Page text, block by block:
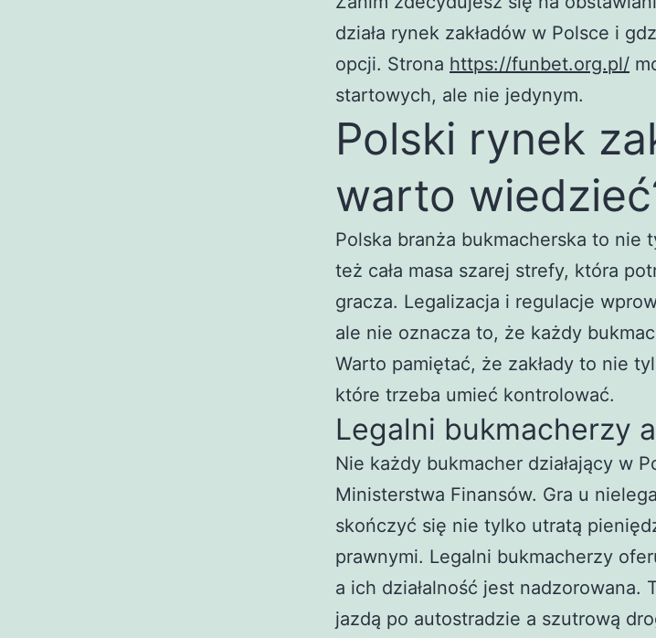
działa rynek zakładów w Polsce i
opcji. Strona https://funbet.org.pl/
startowych, ale nie jedynym.
Polski rynek
warto
Polska branża bukmacherska to nie
też cała masa szarej strefy, która
gracza. Legalizacja i regulacje
ale nie oznacza to, że każdy
Warto pamiętać, że zakłady to nie
które trzeba umieć kontrolować.
Legalni bukmacherzy
Nie każdy bukmacher działający w
Ministerstwa Finansów. Gra u
skończyć się nie tylko utratą
prawnymi. Legalni bukmacherzy
a ich działalność jest nadzorowana.
jazdą po autostradzie a szutrową